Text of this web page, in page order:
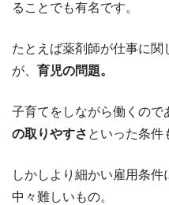
ることでも有名です。
たとえば薬剤師が仕事に
が、 育児の問題。
子育てをしながら働くので
の取りやすさ といった条件
しかしより細かい雇用条
中々難しいもの。